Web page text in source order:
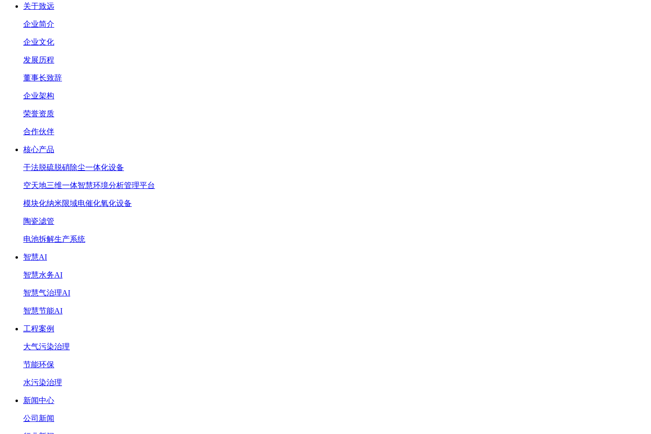
关于致远
企业简介
企业文化
发展历程
董事长致辞
企业架构
荣誉资质
合作伙伴
核心产品
干法脱硫脱硝除尘一体化设备
空天地三维一体智慧环境分析管理平台
模块化纳米限域电催化氧化设备
陶瓷滤管
电池拆解生产系统
智慧AI
智慧水务AI
智慧气治理AI
智慧节能AI
工程案例
大气污染治理
节能环保
水污染治理
新闻中心
公司新闻